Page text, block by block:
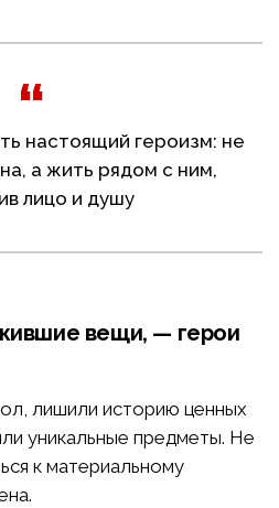
настоящий героизм: не
а жить рядом с ним,
лицо и душу
вещи, — герои
лишили историю ценных
уникальные предметы. Не
к материальному